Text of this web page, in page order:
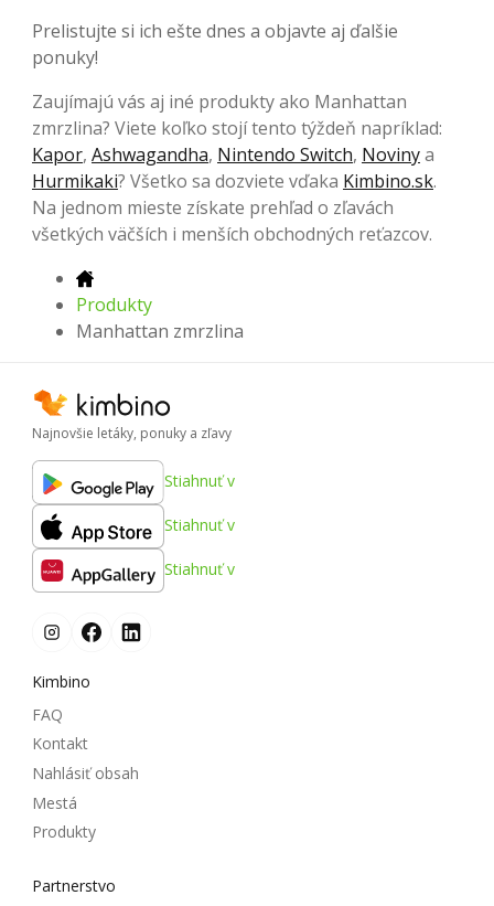
Prelistujte si ich ešte dnes a objavte aj ďalšie
ponuky!
Zaujímajú vás aj iné produkty ako Manhattan
zmrzlina? Viete koľko stojí tento týždeň napríklad:
Kapor, Ashwagandha, Nintendo Switch, Novinya
Hurmikaki? Všetko sa dozviete vďaka Kimbino.sk.
Na jednom mieste získate prehľad o zľavách
všetkých väčších i menších obchodných reťazcov.
Produkty
Manhattan zmrzlina
Najnovšie letáky, ponuky a zľavy
Stiahnuť v
Stiahnuť v
Stiahnuť v
Kimbino
FAQ
Kontakt
Nahlásiť obsah
Mestá
Produkty
Partnerstvo